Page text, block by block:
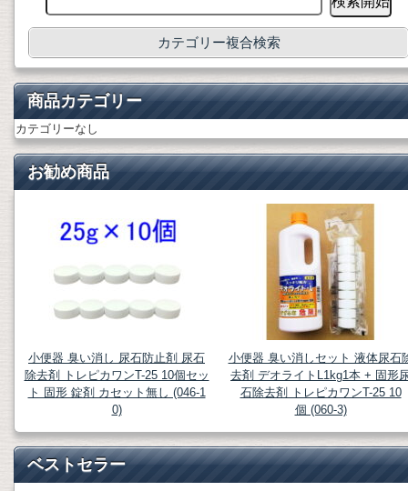
カテゴリー複合検索
商品カテゴリー
カテゴリーなし
お勧め商品
小便器 臭い消し 尿石防止剤 尿石
除去剤 トレピカワンT-25 10個セッ
ト 固形 錠剤 カセット無し (046-1
0)
小便器 臭い消しセット 液体尿石
去剤 デオライトL1kg1本 + 固形
石除去剤 トレピカワンT-25 10
個 (060-3)
ベストセラー